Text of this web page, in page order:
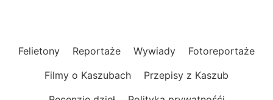
Felietony Reportaże Wywiady
Fotoreportaże
Filmy o Kaszubach
Przepisy z Kaszub